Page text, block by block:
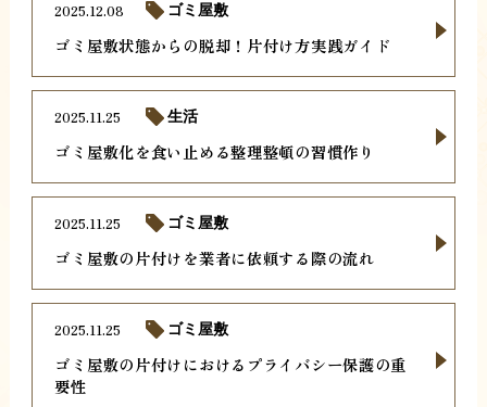
ゴミ屋敷状態からの脱却！片付け方実践ガイド
2025.12.08 ゴミ屋敷
ゴミ屋敷化を食い止める整理整頓の習慣作り
2025.11.25 生活
ゴミ屋敷の片付けを業者に依頼する際の流れ
2025.11.25 ゴミ屋敷
ゴミ屋敷の片付けにおけるプライバシー保護の重
要性
2025.11.25 ゴミ屋敷